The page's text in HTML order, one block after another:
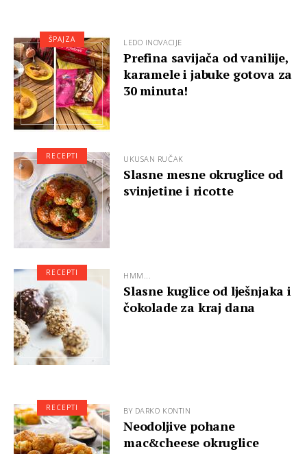
LEDO INOVACIJE
Prefina savijača od vanilije,
karamele i jabuke gotova za
30 minuta!
ŠPAJZA
UKUSAN RUČAK
Slasne mesne okruglice od
svinjetine i ricotte
RECEPTI
HMM...
Slasne kuglice od lješnjaka i
čokolade za kraj dana
RECEPTI
BY DARKO KONTIN
Neodoljive pohane
mac&cheese okruglice
RECEPTI